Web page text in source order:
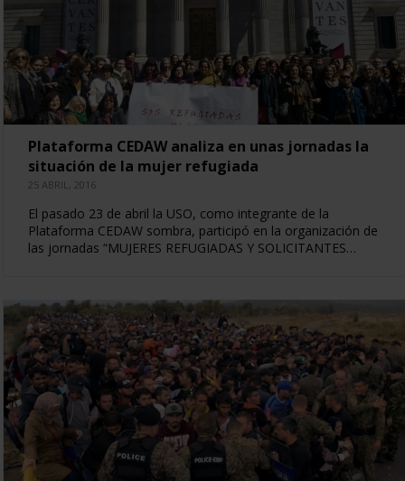
Plataforma CEDAW analiza en unas jornadas la
situación de la mujer refugiada
25 ABRIL, 2016
El pasado 23 de abril la USO, como integrante de la
Plataforma CEDAW sombra, participó en la organización de
las jornadas “MUJERES REFUGIADAS Y SOLICITANTES…